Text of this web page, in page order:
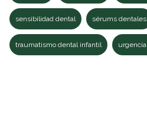
sensibilidad dental sérums dentales
traumatismo dental infantil